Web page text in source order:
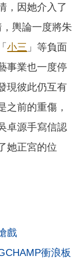
，因她介入了
輿論一度將朱
小三 」等負面
事業也一度停
現彼此仍互有
之前的重傷，
卓源手寫信認
她正宮的位
戲
衝浪板